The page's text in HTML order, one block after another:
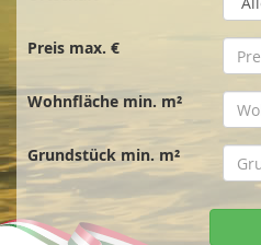
s
e
i
Preis max. €
Wohnfläche min. m²
Grundstück min. m²